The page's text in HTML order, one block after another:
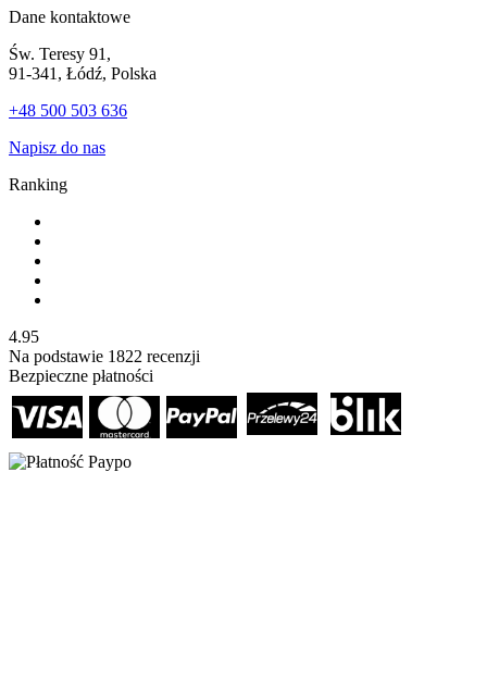
Dane kontaktowe
Św. Teresy 91,
91-341, Łódź, Polska
+48 500 503 636
Napisz do nas
Ranking
4.95
Na podstawie 1822 recenzji
Bezpieczne płatności